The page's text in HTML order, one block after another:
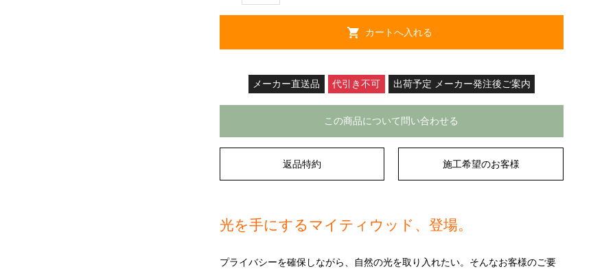
メーカー直送品 代引き不可 出荷予定 メーカー発注後ご案内
この商品について問い合わせる
返品特約 施工希望のお客様
光を手にするマイティウッド、登場。
プライバシーを確保しながら、自然の光を取り入れたい。そんなお客様のご要